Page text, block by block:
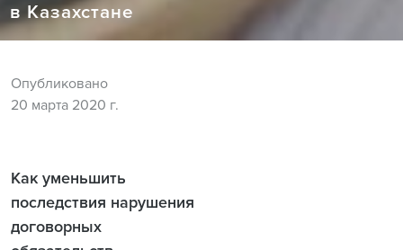
в Казахстане
Опубликовано
20 марта 2020 г.
Как уменьшить
последствия нарушения
договорных